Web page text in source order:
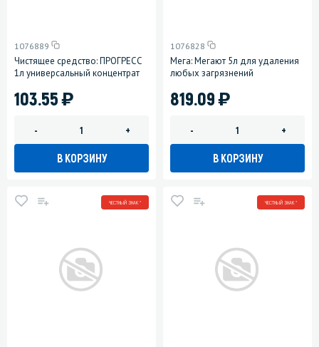
1076889
Чистящее средство: ПРОГРЕСС
1л универсальный концентрат
103.55)
- +
В КОРЗИНУ
1076828
Мега: Мегают 5л для удаления
любых загрязнений
819.09)
- +
В КОРЗИНУ
ЧЕСТНЫЙ ЗНАК * ЧЕСТНЫЙ ЗНАК *